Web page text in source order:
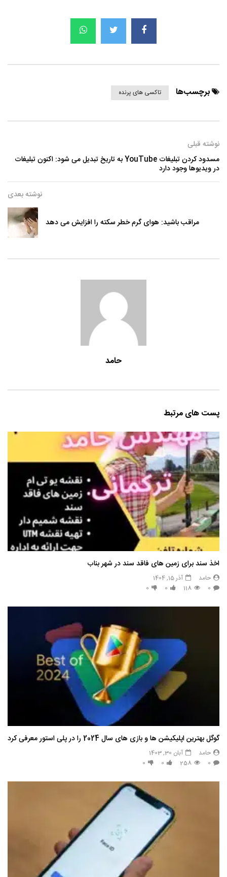
برچسب‌ها تاکسی های پرنده
نوشته قبلی
مسدود کردن تبلیغات YouTube به تاریخ تبدیل می شود: اکنون تبلیغات
در ویدیوها وجود دارد
نوشته بعدی
مراقب باشید: هوای گرم خطر سکته را افزایش می دهد
حامد
پست های مرتبط
اخذ سند برای زمین های فاقد سند در شهر بناب
حامد
آذر 15, 1404
0
118
0
0
گوگل بهترین اپلیکیشن ها و بازی های سال 2024 را در پلی استور معرفی کرد
حامد
آبان 30, 1403
0
258
0
0